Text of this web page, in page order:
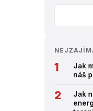
Jak
náš
Jak